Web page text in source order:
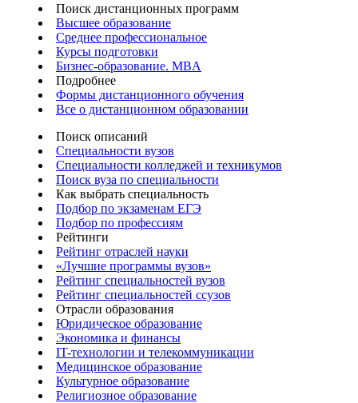
Поиск дистанционных программ
Высшее образование
Среднее профессиональное
Курсы подготовки
Бизнес-образование. MBA
Подробнее
Формы дистанционного обучения
Все о дистанционном образовании
Поиск описаний
Специальности вузов
Специальности колледжей и техникумов
Поиск вуза по специальности
Как выбрать специальность
Подбор по экзаменам ЕГЭ
Подбор по профессиям
Рейтинги
Рейтинг отраслей науки
«Лучшие программы вузов»
Рейтинг специальностей вузов
Рейтинг специальностей ссузов
Отрасли образования
Юридическое образование
Экономика и финансы
IT-технологии и телекоммуникации
Медицинское образование
Культурное образование
Религиозное образование